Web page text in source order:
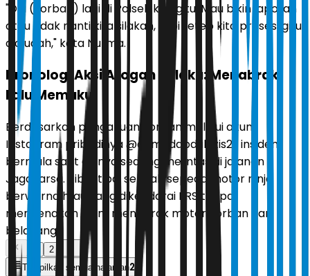
"Dia (korban) lagi di Polsek kan gitu. Mau bikin laporan
atau tidak nanti kita silakan, tapi tetep kita proses, gitu
aja udah," kata Nurma.
Kronologi Aksi Arogan Pelaku: Menabrak
Lalu Memukul
Berdasarkan pengakuan korban melalui akun
Instagram pribadinya @ahmadabdulazis21, insiden
bermula saat dirinya sedang melintas di jalanan
Jagakarsa. Tiba-tiba, sebuah sepeda motor ninja
berwarna hijau yang dikendarai FRS tanpa
mengenakan helm menabrak motor korban dari
belakang.
2
Tampilkan semua halaman2